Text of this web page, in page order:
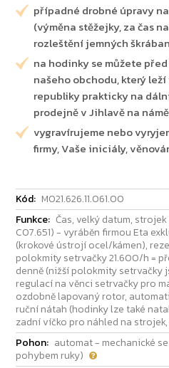
případné drobné úpravy
(výměna stěžejky, za čas
rozleštění jemných
na hodinky se můžete
našeho obchodu, který
republiky prakticky na
prodejně v Jihlavě na
vygravírujeme nebo
firmy, Vaše iniciály,
Kód: M021.626.11.061.00
Funkce: Čas, velký datum,
C07.651) - vyráběn firmou Eta
(krokové ústrojí ocel/kámen),
polokmity setrvačky 21.600/h =
denně (nižší polokmity setrvačky
regulací na věnci setrvačky pro
ozdobně lapovaný rotor,
ruční nátah (hodinky lze také
zadní víčko pro náhled na
Pohon: automat - mechanické
pohybem ruky)